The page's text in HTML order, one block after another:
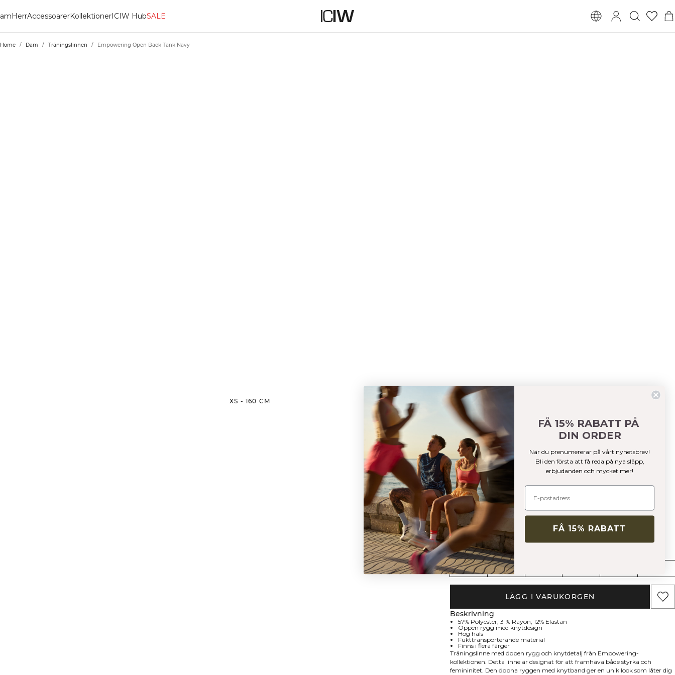
HerrAccessoarerKollektionerICIW HubSALE
Home / Dam / Träningslinnen / Empowering Open Back Tank Navy
XS - 160 CM Empowering Open Back Tank Navy
Empowering Collection
299 SEK399 SEK (-25%)
Träningslinne med öppen rygg och knyt.
Färg: Navy
Storlek
XS S
LÄGG I VARUKORGEN
Beskrivning
57% Polyester, 31% Rayon, 12% Elastan
Öppen rygg med knytdesign
Hög hals
Fukttransporterande material
Finns i flera färger
Träningslinne med öppen rygg och knytdetalj från Empowering-
kollektionen. Detta linne är designat för att framhäva både styrka och
femininitet. Den öppna ryggen med knytband ger en unik look som låter dig
FÅ 15% RABATT PÅ
DIN ORDER
När du prenumererar på vårt nyhetsbrev!
Bli den första att få reda på nya släpp,
erbjudanden och mycket mer!
FÅ 15% RABATT